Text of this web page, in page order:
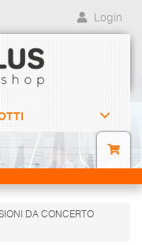
Login
DA CONCERTO